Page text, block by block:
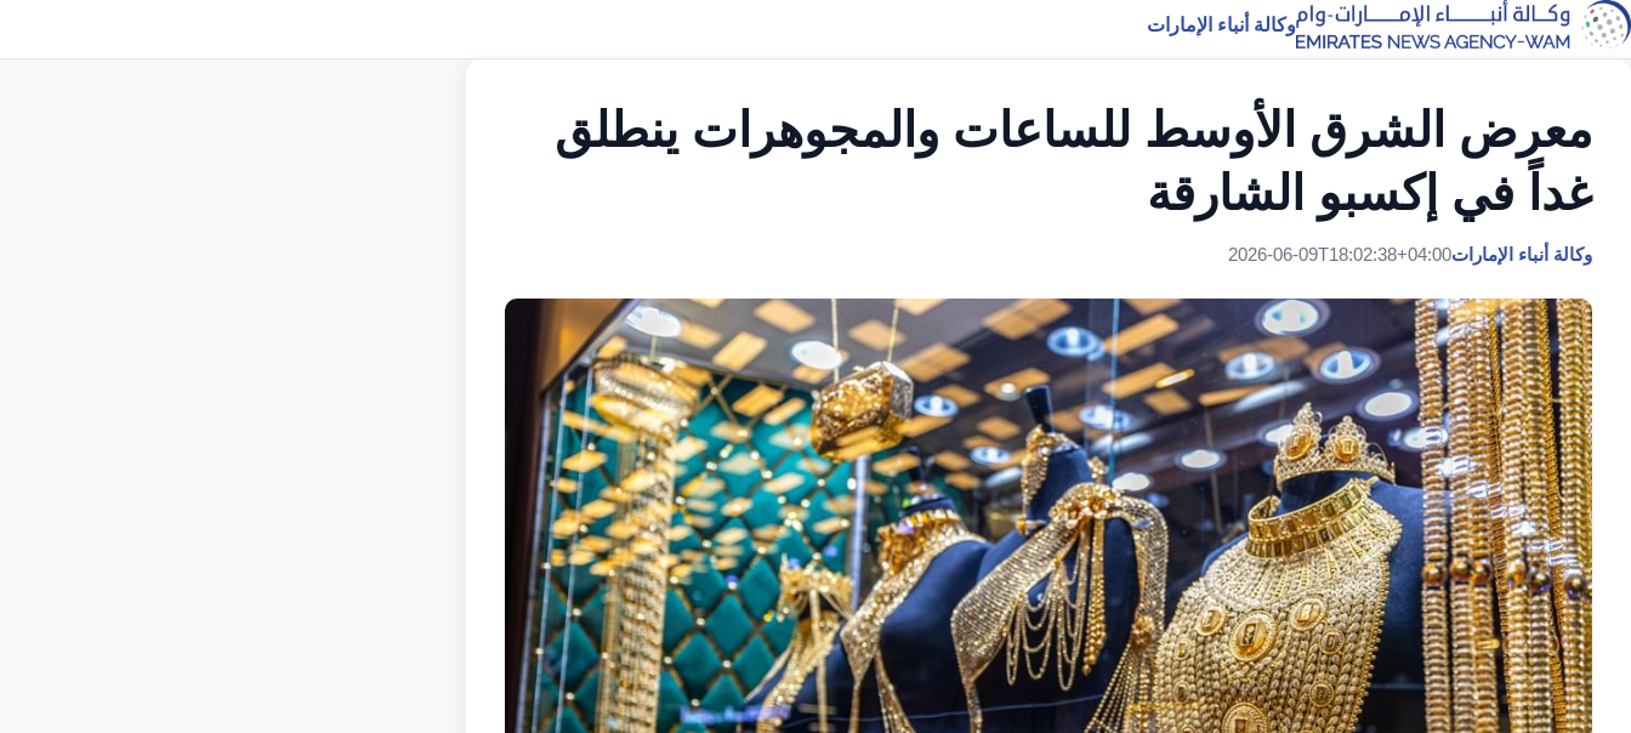
وكالة أنباء الإمارات
معرض الشرق الأوسط للساعات والمجوهرات ينطلق
غداً في إكسبو الشارقة
وكالة أنباء الإمارات2026-06-09T18:02:38+04:00